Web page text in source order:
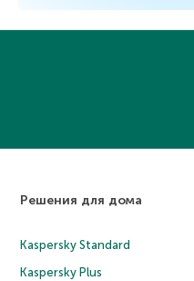
Решения для дома
Kaspersky Standard
Kaspersky Plus